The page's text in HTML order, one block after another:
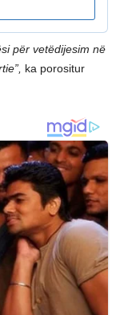
për vetëdijesim në
ka porositur